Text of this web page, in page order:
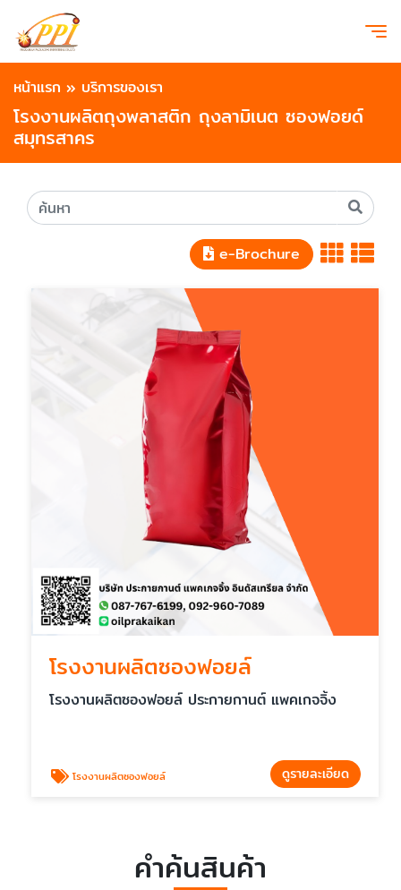
หน้าแรก » บริการของเรา
โรงงานผลิตถุงพลาสติก ถุงลามิเนต ซองฟอยด์
สมุทรสาคร
e-Brochure
โรงงานผลิตซองฟอยล์
โรงงานผลิตซองฟอยล์ ประกายกานต์ แพคเกจจิ้ง
โรงงานผลิตซองฟอยล์ ดูรายละเอียด
คำค้นสินค้า